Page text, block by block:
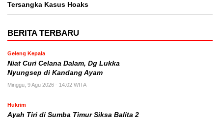
Tersangka Kasus Hoaks
BERITA TERBARU
Geleng Kepala
Niat Curi Celana Dalam, Dg Lukka
Nyungsep di Kandang Ayam
Minggu, 9 Agu 2026 - 14:02 WITA
Hukrim
Ayah Tiri di Sumba Timur Siksa Balita 2